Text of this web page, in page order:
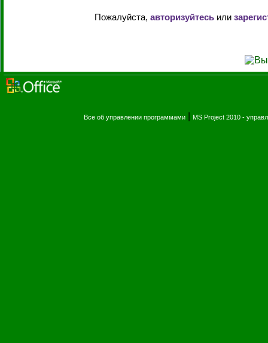
Пожалуйста, авторизуйтесьили
Все об управлении программами MS Project 2010 -